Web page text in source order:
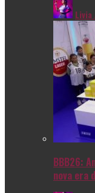
Livia
BBB26:
nova era